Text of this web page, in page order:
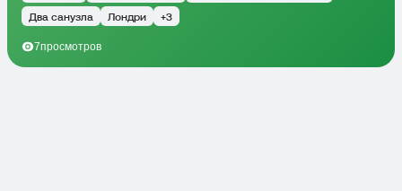
Два санузла
Лондри +3
7просмотров